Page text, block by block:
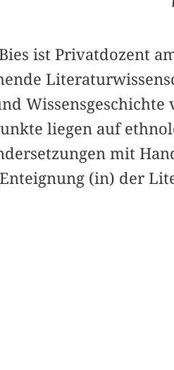
ist Privatdozent
Wissensgeschichte
liegen auf
mit
(in) der